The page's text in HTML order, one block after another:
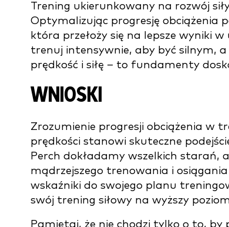
Trening ukierunkowany na rozwój
Optymalizując progresję obciążenia
która przełoży się na lepsze wyniki
trenuj intensywnie, aby być silnym,
prędkość i siłę – to fundamenty
WNIOSKI
Zrozumienie progresji obciążenia w
prędkości stanowi skuteczne
Perch dokładamy wszelkich starań,
mądrzejszego trenowania i
wskaźniki do swojego planu
swój trening siłowy na wyższy
Pamiętaj, że nie chodzi tylko o to, by